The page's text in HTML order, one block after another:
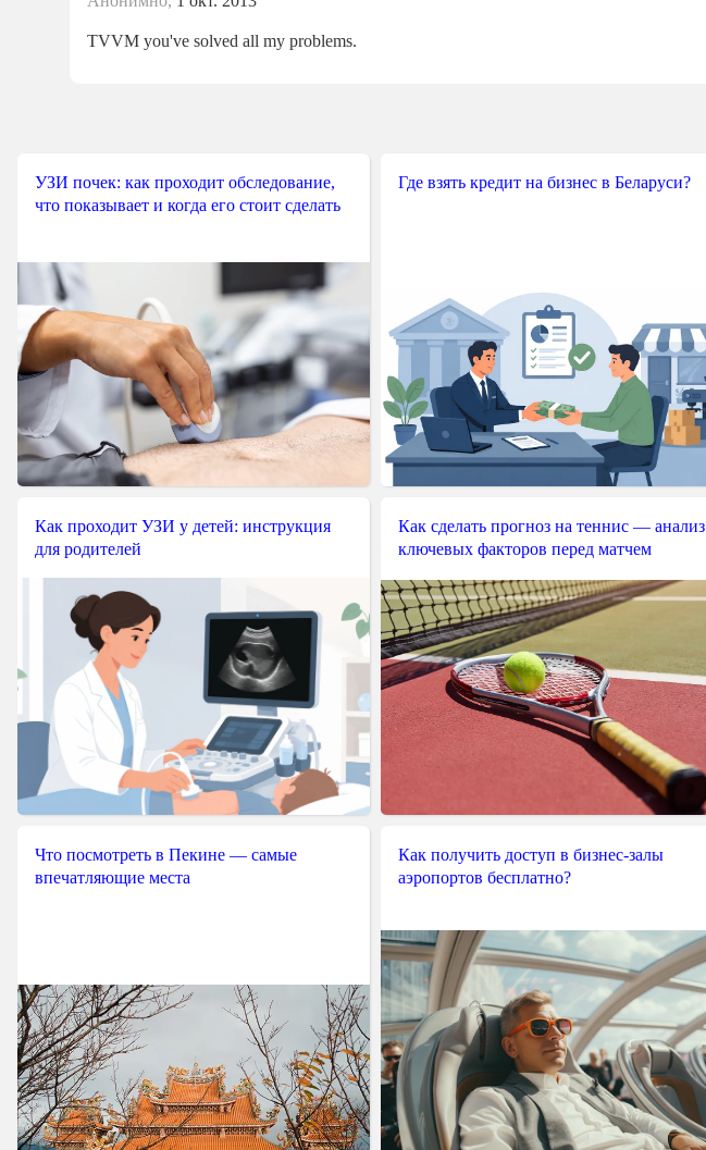
TVVM you've solved all my problems.
УЗИ почек: как проходит обследование,
что показывает и когда его стоит сделать
Где взять кредит на бизнес в Беларуси?
Как проходит УЗИ у детей: инструкция
для родителей
Как сделать прогноз на теннис — анализ
ключевых факторов перед матчем
Что посмотреть в Пекине — самые
впечатляющие места
Как получить доступ в бизнес-залы
аэропортов бесплатно?